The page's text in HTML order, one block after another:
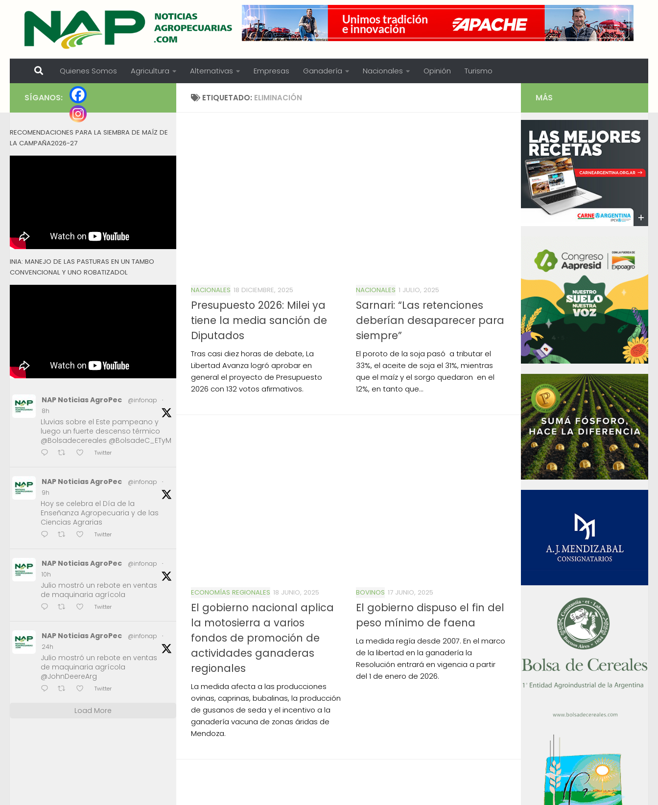
Skip to content
Quienes Somos Agricultura Alternativas Empresas Ganadería Nacionales Opinión Turismo
ETIQUETADO: ELIMINACIÓN
NACIONALES 18 DICIEMBRE, 2025
Presupuesto 2026: Milei ya
tiene la media sanción de
Diputados
Tras casi diez horas de debate, La
Libertad Avanza logró aprobar en
general el proyecto de Presupuesto
2026 con 132 votos afirmativos.
NACIONALES 1 JULIO, 2025
Sarnari: “Las retenciones
deberían desaparecer para
siempre”
El poroto de la soja pasó a tributar el
33%, el aceite de soja el 31%, mientras
que el maíz y el sorgo quedaron en el
12%, en tanto que...
ECONOMÍAS REGIONALES 18 JUNIO, 2025
El gobierno nacional aplica
la motosierra a varios
fondos de promoción de
actividades ganaderas
regionales
La medida afecta a las producciones
ovinas, caprinas, bubalinas, la producción
de gusanos de seda y el incentivo a la
ganadería vacuna de zonas áridas de
Mendoza.
BOVINOS 17 JUNIO, 2025
El gobierno dispuso el fin del
peso mínimo de faena
La medida regía desde 2007. En el marco
de la libertad en la ganadería la
Resolución entrará en vigencia a partir
del 1 de enero de 2026.
SÍGANOS:
RECOMENDACIONES PARA LA SIEMBRA DE MAÍZ DE
LA CAMPAÑA2026-27
INIA: MANEJO DE LAS PASTURAS EN UN TAMBO
CONVENCIONAL Y UNO ROBATIZADOL
NAP Noticias AgroPec @infonap
·
8h
Lluvias sobre el Este pampeano y
luego un fuerte descenso térmico
@Bolsadecereales @BolsadeC_ETyM
Twitter
NAP Noticias AgroPec @infonap
·
9h
Hoy se celebra el Día de la
Enseñanza Agropecuaria y de las
Ciencias Agrarias
Twitter
NAP Noticias AgroPec @infonap
·
10h
Julio mostró un rebote en ventas
de maquinaria agrícola
Twitter
NAP Noticias AgroPec @infonap
·
24h
Julio mostró un rebote en ventas
de maquinaria agrícola
@JohnDeereArg
Twitter
Load More
MÁS